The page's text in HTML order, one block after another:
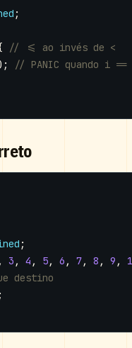
;
;
, 3 , 4 , 5, 6 , 7, 8 , 9 ,